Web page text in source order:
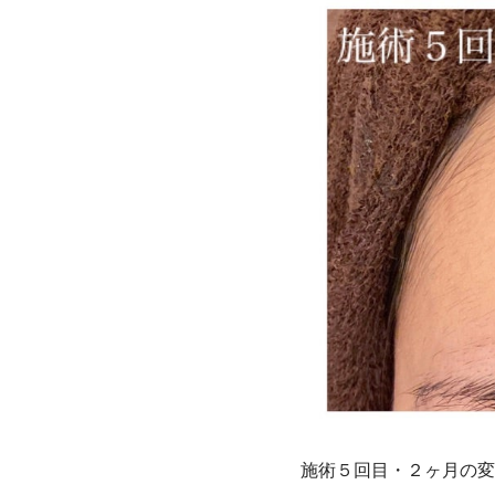
施術５回目・２ヶ月の